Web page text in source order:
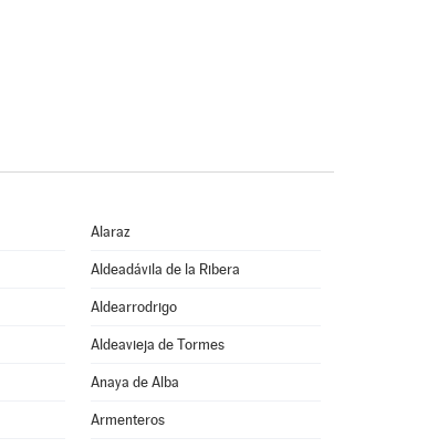
Alaraz
Aldeadávila de la Ribera
Aldearrodrigo
Aldeavieja de Tormes
Anaya de Alba
Armenteros